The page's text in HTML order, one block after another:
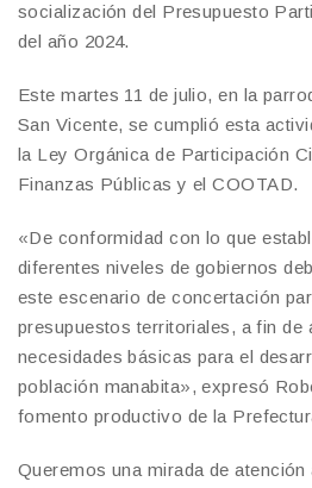
socialización del Presupuesto
del año 2024.
Este martes 11 de julio, en la
San Vicente, se cumplió esta
la Ley Orgánica de Participación
Finanzas Públicas y el COOTAD.
«De conformidad con lo que
diferentes niveles de gobiernos
este escenario de concertación
presupuestos territoriales, a fin de
necesidades básicas para el
población manabita», expresó
fomento productivo de la
Queremos una mirada de